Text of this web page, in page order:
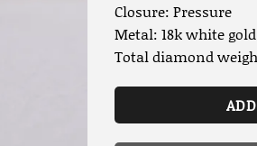
Closure: Pressure
Metal: 18k white gold
Total diamond